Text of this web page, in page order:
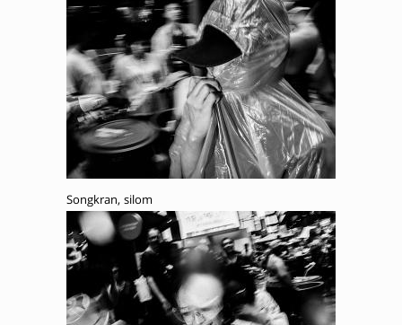
Songkran, silom